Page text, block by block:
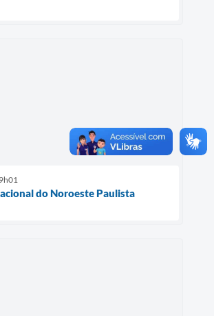
do Noroeste Paulista